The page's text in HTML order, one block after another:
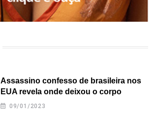
Assassino confesso de brasileira nos
EUA revela onde deixou o corpo
09/01/2023